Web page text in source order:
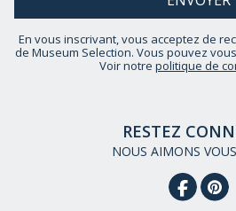
En vous inscrivant, vous acceptez de
de Museum Selection. Vous pouvez
Voir notre politique de
RESTEZ
NOUS AIMONS